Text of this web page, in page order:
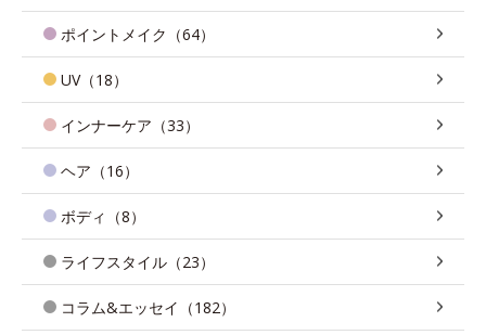
ポイントメイク（64）
UV（18）
インナーケア（33）
ヘア（16）
ボディ（8）
ライフスタイル（23）
コラム&エッセイ（182）